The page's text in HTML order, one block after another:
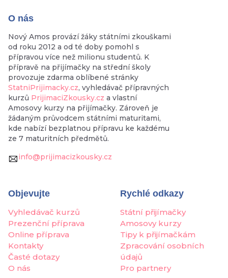
O nás
Nový Amos provází žáky státními zkouškami
od roku 2012 a od té doby pomohl s
přípravou více než milionu studentů. K
přípravě na přijímačky na střední školy
provozuje zdarma oblíbené stránky
StatniPrijimacky.cz, vyhledávač přípravných
kurzů PrijimaciZkousky.cz a vlastní
Amosovy kurzy na přijímačky. Zároveň je
žádaným průvodcem státními maturitami,
kde nabízí bezplatnou přípravu ke každému
ze 7 maturitních předmětů.
info@prijimacizkousky.cz
Objevujte
Vyhledávač kurzů
Prezenční příprava
Online příprava
Kontakty
Časté dotazy
O nás
Rychlé odkazy
Státní přijímačky
Amosovy kurzy
Tipy k přijímačkám
Zpracování osobních
údajů
Pro partnery